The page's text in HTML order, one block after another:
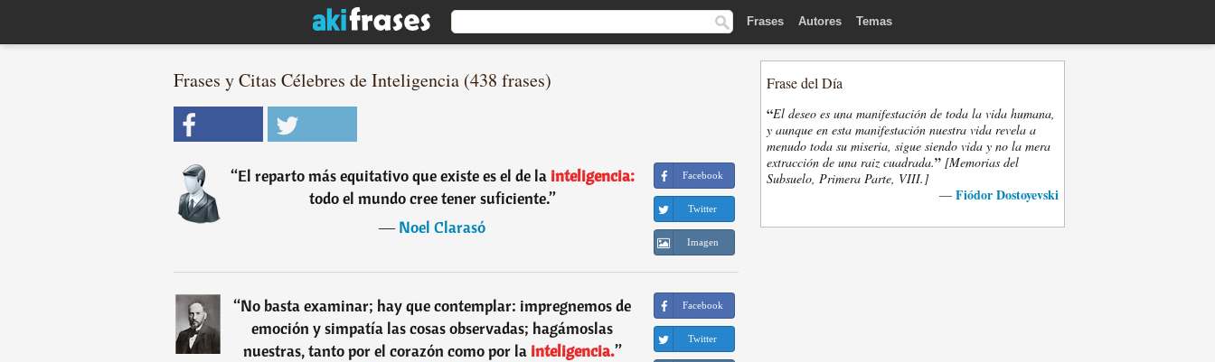
Frases Autores Temas
Frases y Citas Célebres de Inteligencia (438 frases)
“El reparto más equitativo que existe es el de lainteligencia:
todo el mundo cree tener suficiente.”
―Noel Clarasó
Facebook
Twitter
Imagen
“No basta examinar; hay que contemplar: impregnemos de
emoción y simpatía las cosas observadas; hagámoslas
nuestras, tanto por el corazón como por lainteligencia.”
Facebook
Twitter
Frase del Día
“El deseo es una manifestación de toda la vida humana,
y aunque en esta manifestación nuestra vida revela a
menudo toda su miseria, sigue siendo vida y no la mera
extracción de una raiz cuadrada.” [Memorias del
Subsuelo, Primera Parte, VIII.]
— Fiódor Dostoyevski